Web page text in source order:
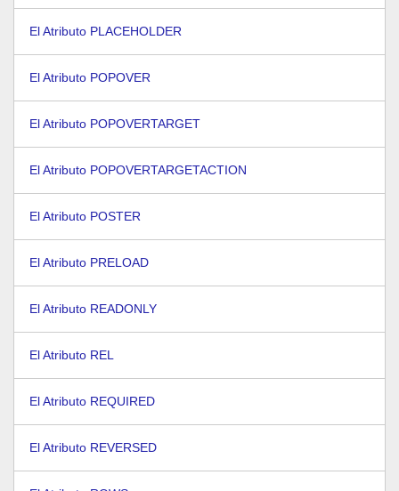
El Atributo PLACEHOLDER
El Atributo POPOVER
El Atributo POPOVERTARGET
El Atributo POPOVERTARGETACTION
El Atributo POSTER
El Atributo PRELOAD
El Atributo READONLY
El Atributo REL
El Atributo REQUIRED
El Atributo REVERSED